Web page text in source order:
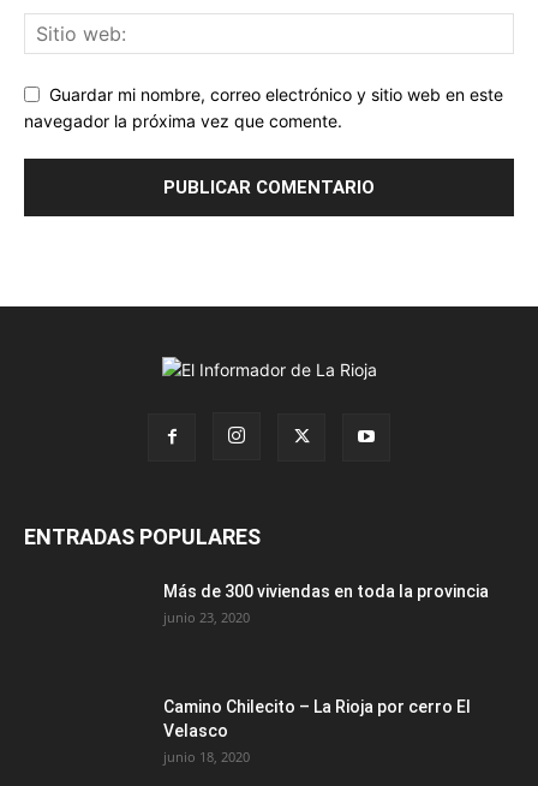
Guardar mi nombre, correo electrónico y sitio web en este
navegador la próxima vez que comente.
ENTRADAS POPULARES
Más de 300 viviendas en toda la provincia
junio 23, 2020
Camino Chilecito – La Rioja por cerro El
Velasco
junio 18, 2020